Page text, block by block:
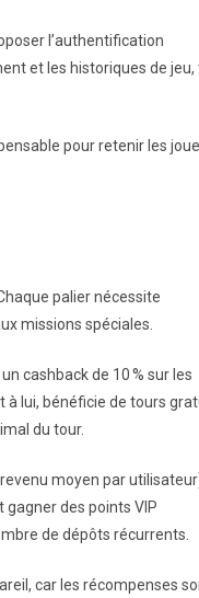
l’authentification
et les historiques de
pour retenir les
palier nécessite
missions spéciales.
cashback de 10 % sur les
à lui, bénéficie de tours
du tour.
moyen par
des points VIP
de dépôts récurrents.
car les récompenses